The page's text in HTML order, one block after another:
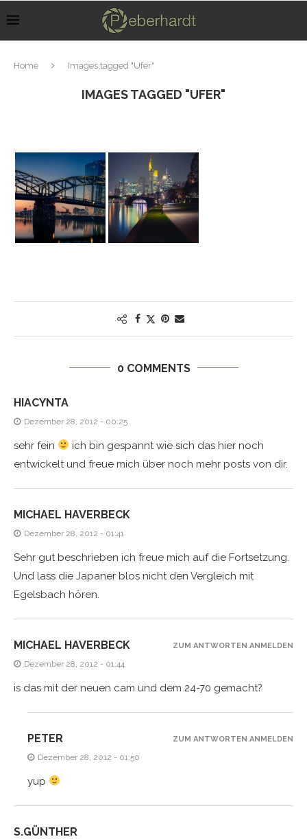
Home Images tagged "Ufer"
IMAGES TAGGED "UFER"
0 COMMENTS
HIACYNTA
Dezember 28, 2012 - 00:25
sehr fein
ich bin gespannt wie sich das hier noch
entwickelt und freue mich über noch mehr posts von dir.
MICHAEL HAVERBECK
Dezember 28, 2012 - 01:41
Sehr gut beschrieben ich freue mich auf die Fortsetzung.
Und lass die Japaner blos nicht den Vergleich mit
Egelsbach hören.
MICHAEL HAVERBECK
Dezember 28, 2012 - 01:44
is das mit der neuen cam und dem 24-70 gemacht?
ZUM ANTWORTEN ANMELDEN
PETER
Dezember 28, 2012 - 01:50
yup
ZUM ANTWORTEN ANMELDEN
S.GÜNTHER